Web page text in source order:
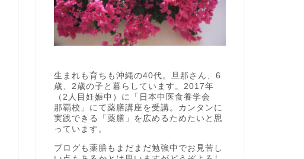
生まれも育ちも沖縄の40代。旦那さん、6
歳、2歳の子と暮らしています。2017年
（2人目妊娠中）に「日本中医食養学会
那覇校」にて薬膳講座を受講。カンタンに
実践できる「薬膳」を広めるためたいと思
っています。
ブログも薬膳もまだまだ勉強中でお見苦し